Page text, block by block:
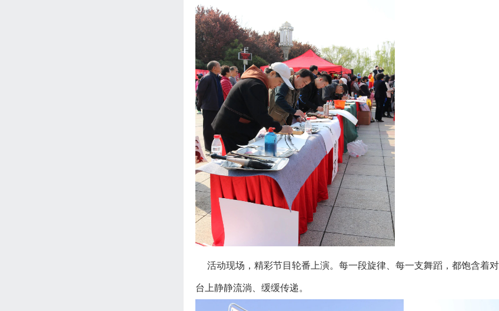
活动现场，精彩节目轮番上演。每一段旋律、每一支舞蹈，都饱含着
台上静静流淌、缓缓传递。